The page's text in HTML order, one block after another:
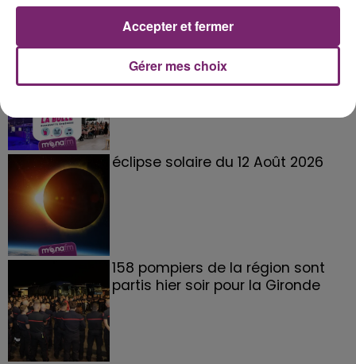
La Bulle - Guinguette éphémère
de Frelinghien !
éclipse solaire du 12 Août 2026
158 pompiers de la région sont
partis hier soir pour la Gironde
Gérer mes choix
Accepter et fermer